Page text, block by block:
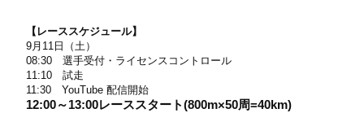
【レーススケジュール】
9月11日（土）
08:30 選手受付・ライセンスコントロール
11:10 試走
11:30 YouTube 配信開始
12:00～13:00レーススタート(800m×50周=40km)